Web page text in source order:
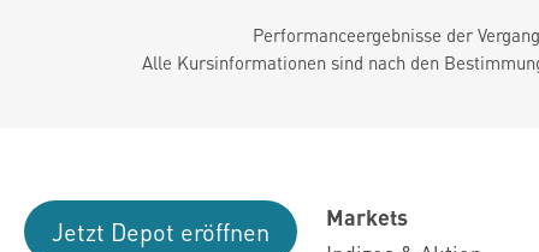
Performanceergebnisse der
Alle Kursinformationen sind nach den
Jetzt Depot eröffnen
Markets